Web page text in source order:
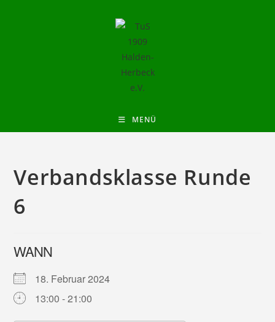
MENÜ
Verbandsklasse Runde
6
WANN
18. Februar 2024
13:00 - 21:00